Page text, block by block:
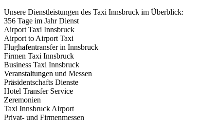
Unsere Dienstleistungen des Taxi Innsbruck im Überblick:
356 Tage im Jahr Dienst
Airport Taxi Innsbruck
Airport to Airport Taxi
Flughafentransfer in Innsbruck
Firmen Taxi Innsbruck
Business Taxi Innsbruck
Veranstaltungen und Messen
Präsidentschafts Dienste
Hotel Transfer Service
Zeremonien
Taxi Innsbruck Airport
Privat- und Firmenmessen